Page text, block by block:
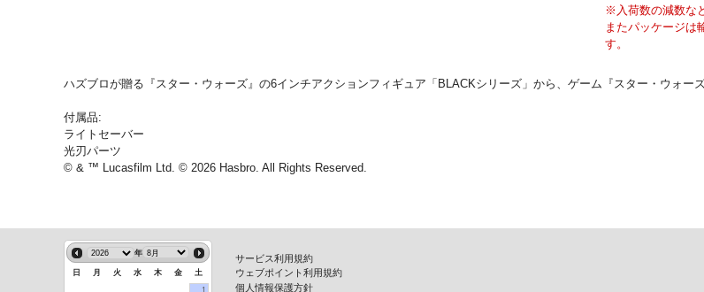
※入荷数の減数な
またパッケージは
す。
ハズブロが贈る『スター・ウォーズ』の6インチアクションフィギュア「BLACKシリーズ」から、ゲーム『スター・ウォー
付属品:
ライトセーバー
光刃パーツ
© & ™ Lucasfilm Ltd. © 2026 Hasbro. All Rights Reserved.
年
日 月 火 水 木 金
土
1
サービス利用規約
ウェブポイント利用規約
個人情報保護方針